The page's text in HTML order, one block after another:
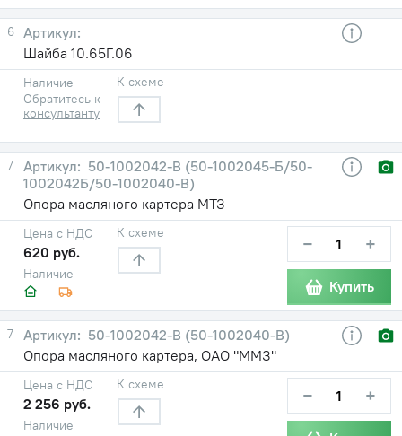
6
Шайба 10.65Г.06
Наличие
Обратитесь к
консультанту
К схеме
7
50-1002042-В (50-1002045-Б/50-
1002042Б/50-1002040-В)
Опора масляного картера МТЗ
Наличие
Цена с НДС
620 руб.
К схеме − +
Купить
7
50-1002042-В (50-1002040-В)
Опора масляного картера, ОАО "ММЗ"
Наличие
Цена с НДС
2 256 руб.
К схеме − +